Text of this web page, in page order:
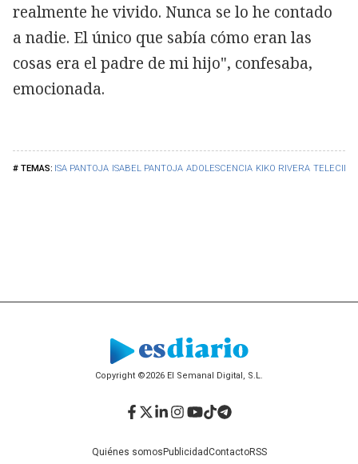
ISA PANTOJA ISABEL PANTOJA ADOLESCENCIA KIKO RIVERA
realmente he vivido. Nunca se lo he contado
a nadie. El único que sabía cómo eran las
cosas era el padre de mi hijo", confesaba,
emocionada.
Copyright ©2026 El Semanal Digital, S.L.
Quiénes somos PublicidadContactoRSS
Facebook
Twitter
LinkedIn
Instagram
YouTube
TikTok
Telegram